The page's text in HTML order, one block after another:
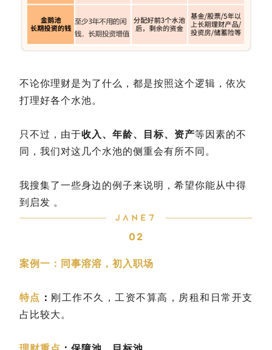
不论你理财是为了什么，都是按照这个逻辑，依次
打理好各个水池。
只不过，由于收入、年龄、目标、资产等因素的不
同，我们对这几个水池的侧重会有所不同。
我搜集了一些身边的例子来说明，希望你能从中得
到启发 。
02
案例一：同事溶溶，初入职场
特点 ： 刚工作不久，工资不算高，房租和日常开支
占比较大。